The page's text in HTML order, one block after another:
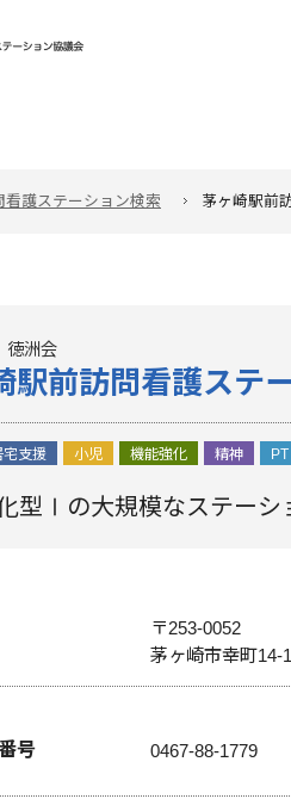
看護ステーション検索 茅ヶ崎駅前
洲会
駅前訪問看護ステ
宅支援 小児 機能強化 精神 PT
型Ⅰの大規模なステーシ
〒253-0052
茅ヶ崎市幸町14-
号 0467-88-1779